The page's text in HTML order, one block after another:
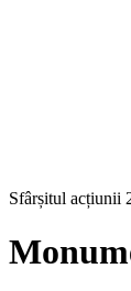
Sfârșitul acțiunii